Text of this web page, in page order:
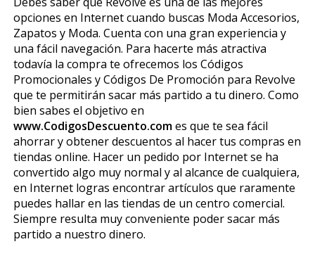
opciones en Internet cuando buscas Moda Accesorios,
Zapatos y Moda. Cuenta con una gran experiencia y
una fácil navegación. Para hacerte más atractiva
todavía la compra te ofrecemos los Códigos
Promocionales y Códigos De Promoción para Revolve
que te permitirán sacar más partido a tu dinero. Como
bien sabes el objetivo en
www.CodigosDescuento.comes que te sea fácil
ahorrar y obtener descuentos al hacer tus compras en
tiendas online. Hacer un pedido por Internet se ha
convertido algo muy normal y al alcance de cualquiera,
en Internet logras encontrar artículos que raramente
puedes hallar en las tiendas de un centro comercial.
Siempre resulta muy conveniente poder sacar más
partido a nuestro dinero.